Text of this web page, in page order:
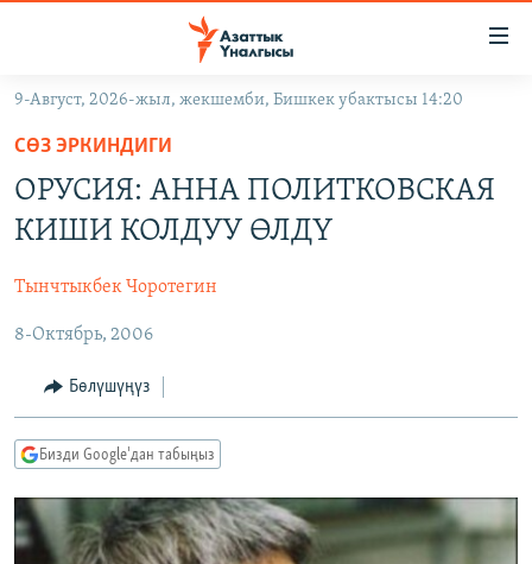
Навигацияга
өтүңүз
Издөөгө
салыңыз
ЭКОНОМИКА
МАДАНИЯТ
БОРБОР АЗИЯ
АТАЙЫН ИЛИКТӨӨ
ТВ ПРОГРАММАЛАР
БҮГҮН АЗАТТЫКТА
БИЗ ЖАНА ДҮЙНӨ
ДАНИСТЕ
ЭЖЕ-СИҢДИЛЕР
ПОДКАСТ
ӨЗГӨЧӨ ПИКИР
ОНЛАЙН ШЕРИНЕ
9-Август, 2026-жыл, жекшемби, Бишкек убактысы 14:20
СӨЗ ЭРКИНДИГИ
ОРУСИЯ: АННА ПОЛИТКОВСКАЯ
КИШИ КОЛДУУ ӨЛДҮ
Тынчтыкбек Чоротегин
8-Октябрь, 2006
Бөлүшүңүз
Бизди Google'дан табыңыз